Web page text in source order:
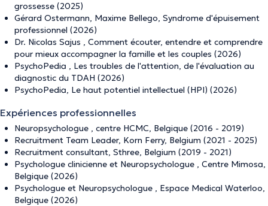
grossesse (2025)
Gérard Ostermann, Maxime Bellego, Syndrome d'épuisement
professionnel (2026)
Dr. Nicolas Sajus , Comment écouter, entendre et comprendre
pour mieux accompagner la famille et les couples (2026)
PsychoPedia , Les troubles de l'attention, de l'évaluation au
diagnostic du TDAH (2026)
PsychoPedia, Le haut potentiel intellectuel (HPI) (2026)
Expériences professionnelles
Neuropsychologue , centre HCMC, Belgique (2016 - 2019)
Recruitment Team Leader, Korn Ferry, Belgium (2021 - 2025)
Recruitment consultant, Sthree, Belgium (2019 - 2021)
Psychologue clinicienne et Neuropsychologue , Centre Mimosa,
Belgique (2026)
Psychologue et Neuropsychologue , Espace Medical Waterloo,
Belgique (2026)